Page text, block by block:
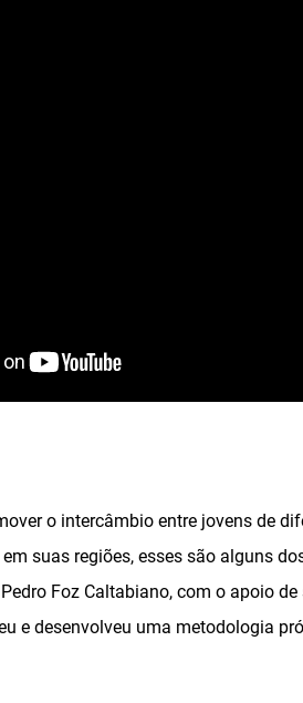
o intercâmbio entre jovens de
suas regiões, esses são alguns
Foz Caltabiano, com o apoio
e desenvolveu uma metodologia